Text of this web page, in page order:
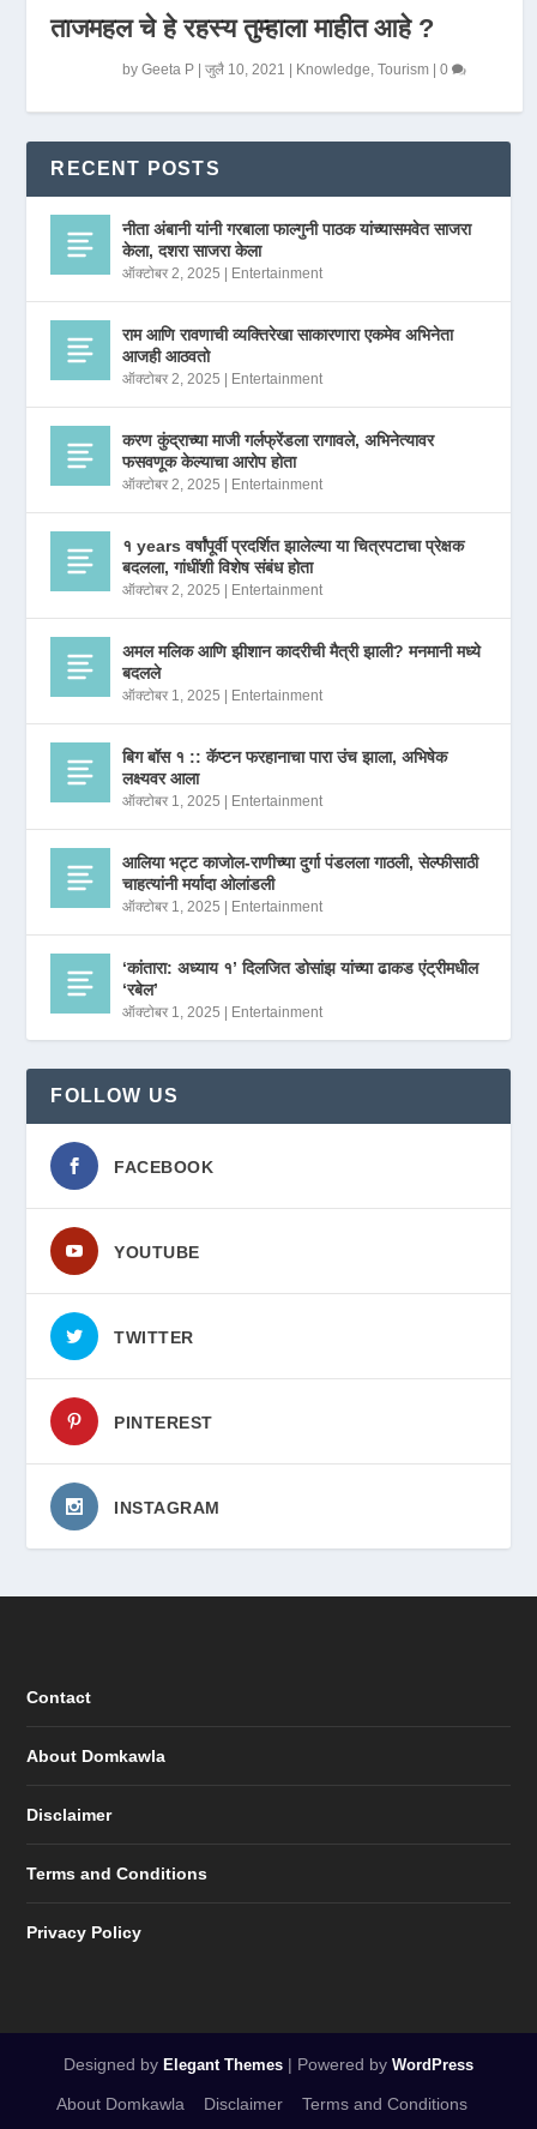
ताजमहल चे हे रहस्य तुम्हाला माहीत आहे ?
byGeeta P |जुलै 10, 2021 Knowledge,Tourism |0
RECENT POSTS
नीता अंबानी यांनी गरबाला फाल्गुनी पाठक यांच्यासमवेत साजरा
केला, दशरा साजरा केला
ऑक्टोबर 2, 2025 Entertainment
राम आणि रावणाची व्यक्तिरेखा साकारणारा एकमेव अभिनेता
आजही आठवतो
ऑक्टोबर 2, 2025 Entertainment
करण कुंद्राच्या माजी गर्लफ्रेंडला रागावले, अभिनेत्यावर
फसवणूक केल्याचा आरोप होता
ऑक्टोबर 2, 2025 Entertainment
१ years वर्षांपूर्वी प्रदर्शित झालेल्या या चित्रपटाचा प्रेक्षक
बदलला, गांधींशी विशेष संबंध होता
ऑक्टोबर 2, 2025 Entertainment
अमल मलिक आणि झीशान कादरीची मैत्री झाली? मनमानी मध्ये
बदलले
ऑक्टोबर 1, 2025 Entertainment
बिग बॉस १ :: कॅप्टन फरहानाचा पारा उंच झाला, अभिषेक
लक्ष्यवर आला
ऑक्टोबर 1, 2025 Entertainment
आलिया भट्ट काजोल-राणीच्या दुर्गा पंडलला गाठली, सेल्फीसाठी
चाहत्यांनी मर्यादा ओलांडली
ऑक्टोबर 1, 2025 Entertainment
‘कांतारा: अध्याय १’ दिलजित डोसांझ यांच्या ढाकड एंट्रीमधील
‘रबेल’
ऑक्टोबर 1, 2025 Entertainment
FOLLOW US
FACEBOOK
YOUTUBE
TWITTER
PINTEREST
INSTAGRAM
Contact
About Domkawla
Disclaimer
Terms and Conditions
Privacy Policy
Designed by Elegant Themes | Powered by WordPress
About Domkawla Disclaimer Terms and Conditions